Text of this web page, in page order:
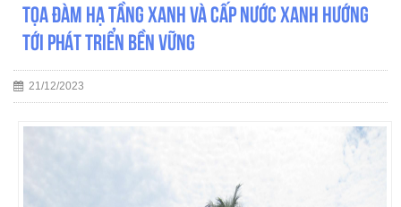
Tọa đàm Hạ tầng Xanh và Cấp nước Xanh hướng
tới phát triển bền vững
21/12/2023